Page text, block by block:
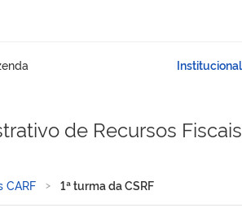
de Recursos Fiscais
CARF 1ª turma da CSRF